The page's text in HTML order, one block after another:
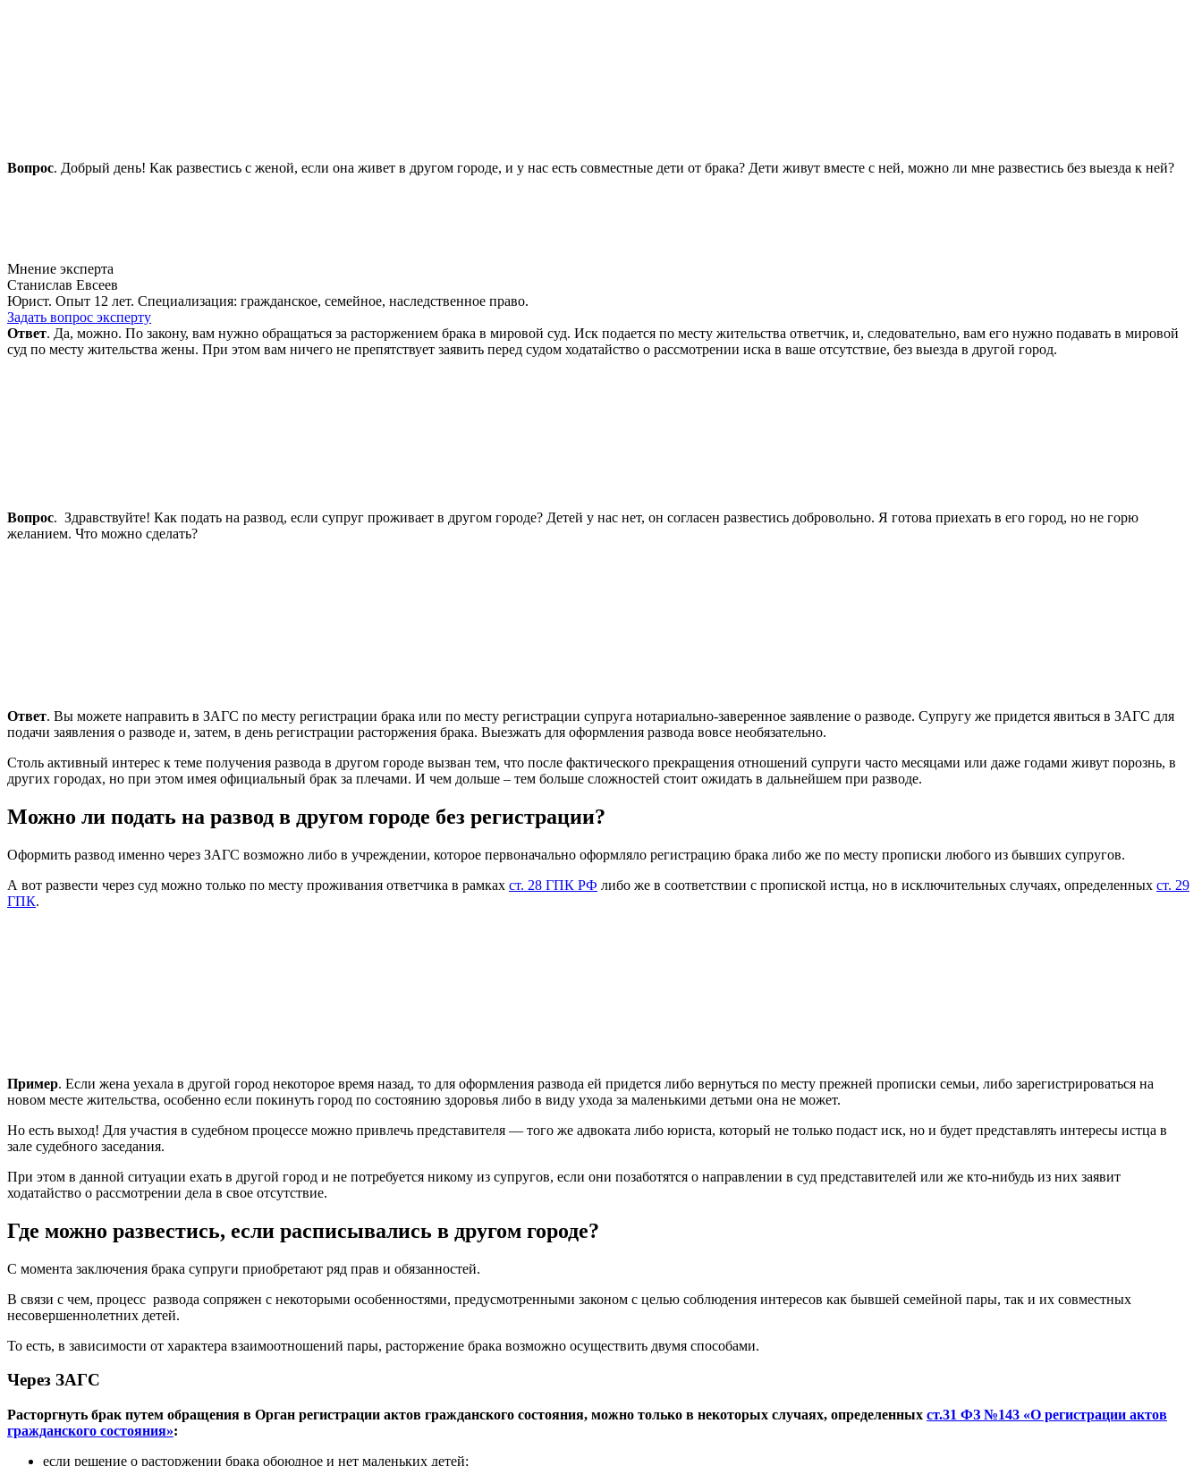
Вопрос. Добрый день! Как развестись с женой, если она живет в другом городе, и у нас есть совместные дети от брака? Дети живут вместе с ней, можно ли мне развестись без выезда к ней?
Мнение эксперта
Станислав Евсеев
Юрист. Опыт 12 лет. Специализация: гражданское, семейное, наследственное право.
Задать вопрос эксперту
Ответ. Да, можно. По закону, вам нужно обращаться за расторжением брака в мировой суд. Иск подается по месту жительства ответчик, и, следовательно, вам его нужно подавать в мировой
суд по месту жительства жены. При этом вам ничего не препятствует заявить перед судом ходатайство о рассмотрении иска в ваше отсутствие, без выезда в другой город.
Вопрос. Здравствуйте! Как подать на развод, если супруг проживает в другом городе? Детей у нас нет, он согласен развестись добровольно. Я готова приехать в его город, но не горю
желанием. Что можно сделать?
Ответ. Вы можете направить в ЗАГС по месту регистрации брака или по месту регистрации супруга нотариально-заверенное заявление о разводе. Супругу же придется явиться в ЗАГС для
подачи заявления о разводе и, затем, в день регистрации расторжения брака. Выезжать для оформления развода вовсе необязательно.
Столь активный интерес к теме получения развода в другом городе вызван тем, что после фактического прекращения отношений супруги часто месяцами или даже годами живут порознь, в
других городах, но при этом имея официальный брак за плечами. И чем дольше – тем больше сложностей стоит ожидать в дальнейшем при разводе.
Можно ли подать на развод в другом городе без регистрации?
Оформить развод именно через ЗАГС возможно либо в учреждении, которое первоначально оформляло регистрацию брака либо же по месту прописки любого из бывших супругов.
А вот развести через суд можно только по месту проживания ответчика в рамках ст. 28 ГПК РФ либо же в соответствии с пропиской истца, но в исключительных случаях, определенных ст. 29
ГПК.
Пример. Если жена уехала в другой город некоторое время назад, то для оформления развода ей придется либо вернуться по месту прежней прописки семьи, либо зарегистрироваться на
новом месте жительства, особенно если покинуть город по состоянию здоровья либо в виду ухода за маленькими детьми она не может.
Но есть выход! Для участия в судебном процессе можно привлечь представителя — того же адвоката либо юриста, который не только подаст иск, но и будет представлять интересы истца в
зале судебного заседания.
При этом в данной ситуации ехать в другой город и не потребуется никому из супругов, если они позаботятся о направлении в суд представителей или же кто-нибудь из них заявит
ходатайство о рассмотрении дела в свое отсутствие.
Где можно развестись, если расписывались в другом городе?
С момента заключения брака супруги приобретают ряд прав и обязанностей.
В связи с чем, процесс развода сопряжен с некоторыми особенностями, предусмотренными законом с целью соблюдения интересов как бывшей семейной пары, так и их совместных
несовершеннолетних детей.
То есть, в зависимости от характера взаимоотношений пары, расторжение брака возможно осуществить двумя способами.
Через ЗАГС
Расторгнуть брак путем обращения в Орган регистрации актов гражданского состояния, можно только в некоторых случаях, определенных ст.31 ФЗ №143 «О регистрации актов
гражданского состояния»:
если решение о расторжении брака обоюдное и нет маленьких детей;